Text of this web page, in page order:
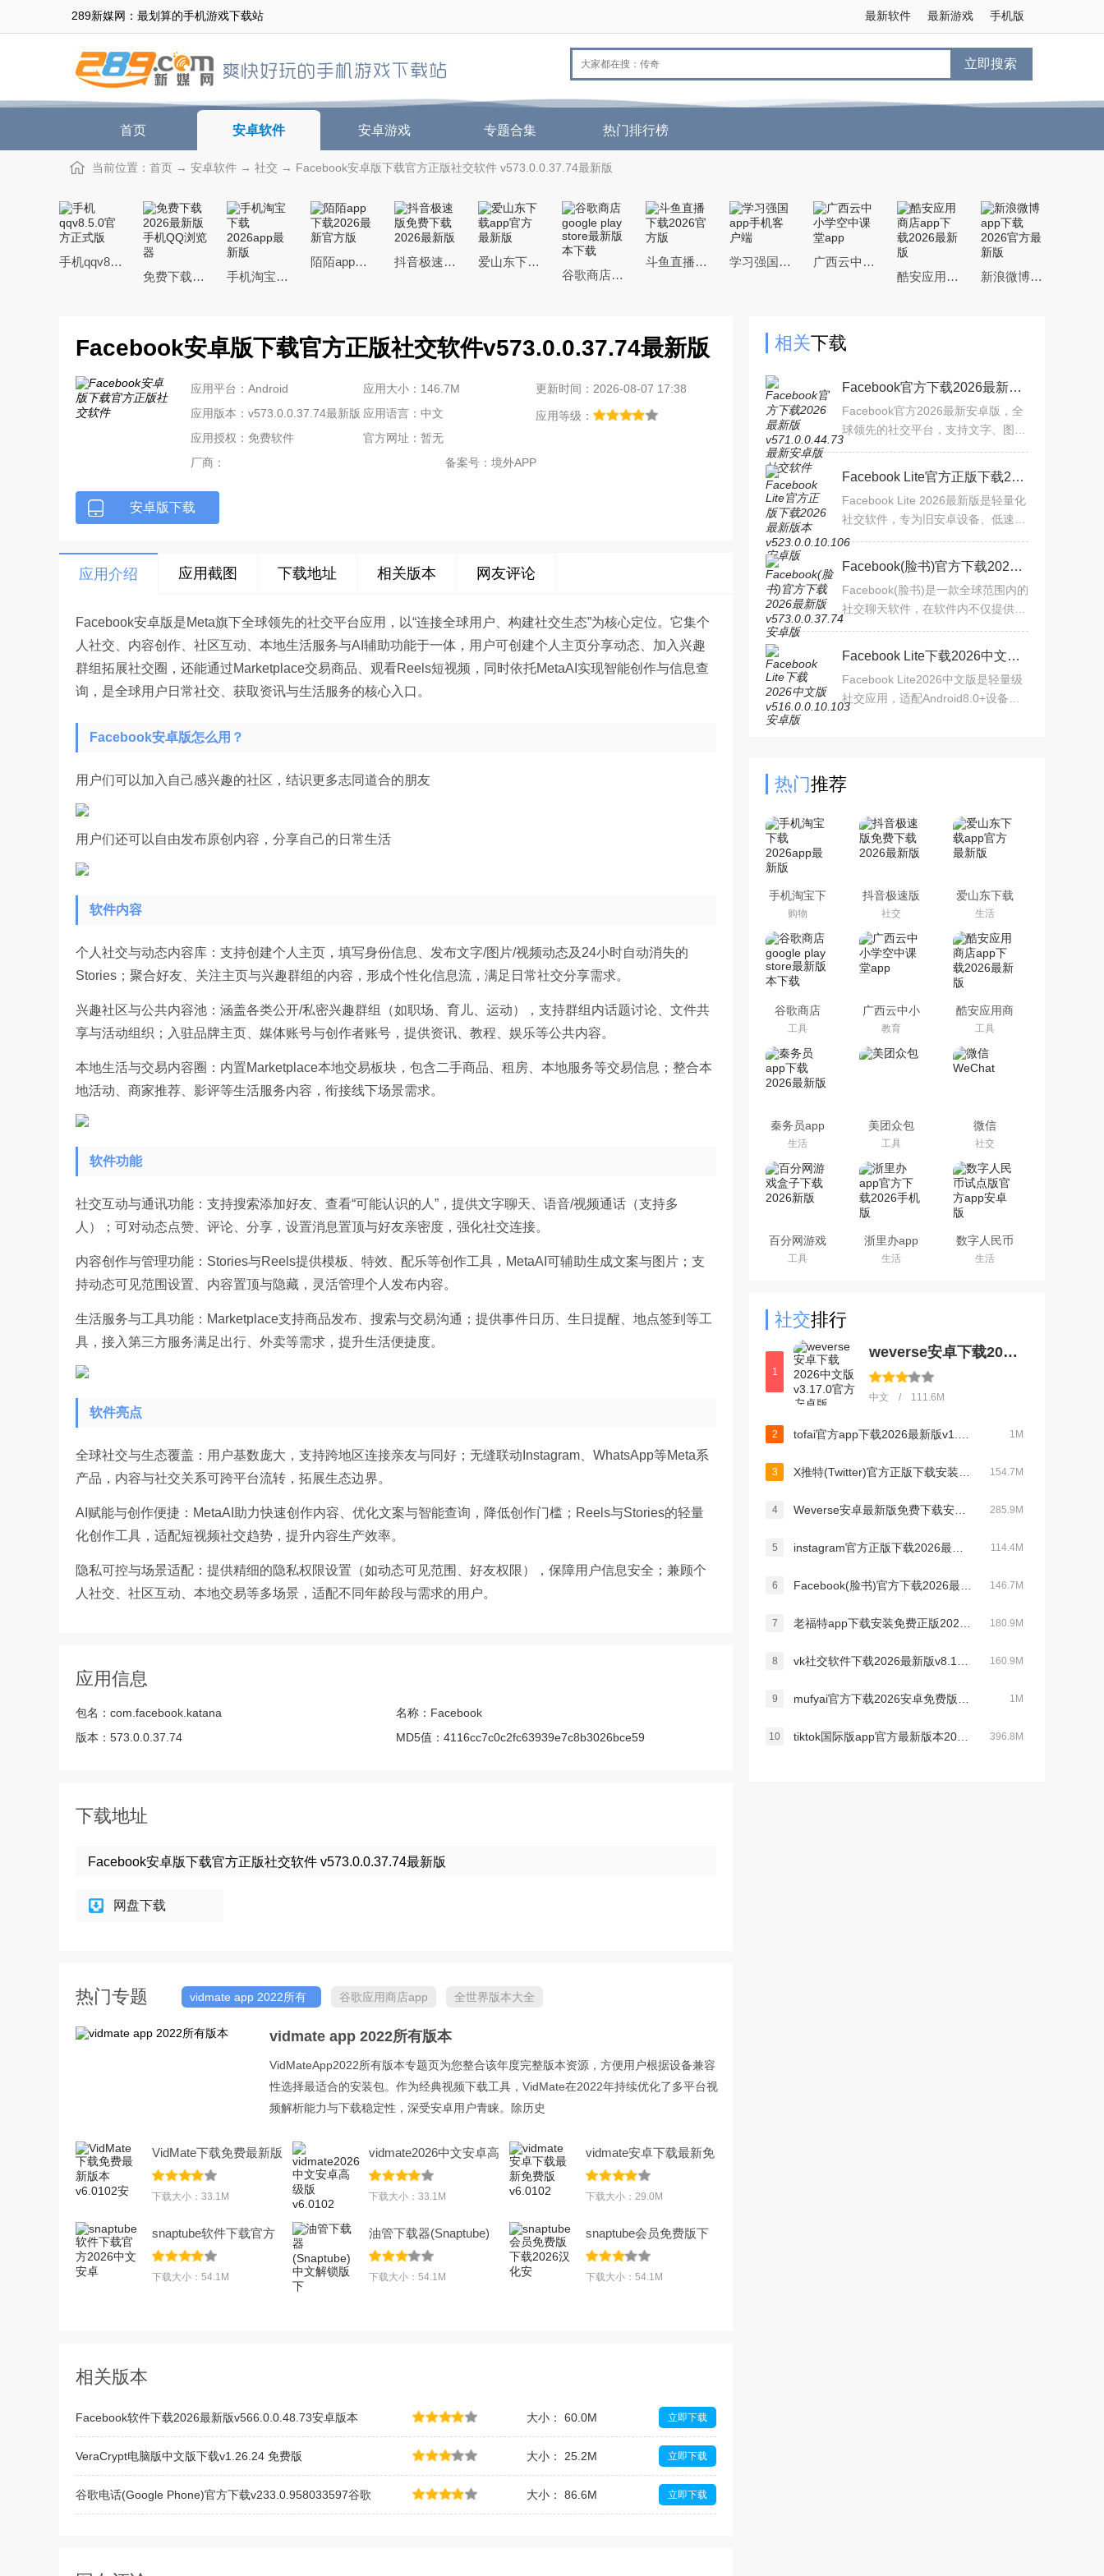
289新媒网：最划算的手机游戏下载站 手机版
最新游戏
最新软件
立即搜索
首页 安卓软件 安卓游戏 专题合集 热门排行榜
当前位置： 首页 → 安卓软件 → 社交 → Facebook安卓版下载官方正版社交软件 v573.0.0.37.74最新版
手机qqv8.5.0官方正式版
免费下载2026最新版手机QQ浏览器
手机淘宝下载2026app最新版
陌陌app下载2026最新官方版 抖音极速版免费下载2026最新版
爱山东下载app官方最新版
谷歌商店google play store最新版本下载
斗鱼直播下载2026官方版 学习强国app手机客户端
广西云中小学空中课堂app
酷安应用商店app下载2026最新版
新浪微博app下载2026官方最新版
Facebook安卓版下载官方正版社交软件v573.0.0.37.74最新版
应用平台：Android 应用大小：146.7M
更新时间：2026-08-07 17:38
应用版本：v573.0.0.37.74最新版 应用语言：中文
应用等级：
应用授权：免费软件
官方网址：暂无
厂商：
备案号： 境外APP
安卓版下载
应用介绍 应用截图 下载地址 相关版本 网友评论
Facebook安卓版是Meta旗下全球领先的社交平台应用，以“连接全球用户、构建社交生态”为核心定位。它集个
人社交、内容创作、社区互动、本地生活服务与AI辅助功能于一体，用户可创建个人主页分享动态、加入兴趣
群组拓展社交圈，还能通过Marketplace交易商品、观看Reels短视频，同时依托MetaAI实现智能创作与信息查
询，是全球用户日常社交、获取资讯与生活服务的核心入口。
Facebook安卓版怎么用？
用户们可以加入自己感兴趣的社区，结识更多志同道合的朋友
用户们还可以自由发布原创内容，分享自己的日常生活
软件内容
个人社交与动态内容库：支持创建个人主页，填写身份信息、发布文字/图片/视频动态及24小时自动消失的
Stories；聚合好友、关注主页与兴趣群组的内容，形成个性化信息流，满足日常社交分享需求。
兴趣社区与公共内容池：涵盖各类公开/私密兴趣群组（如职场、育儿、运动），支持群组内话题讨论、文件共
享与活动组织；入驻品牌主页、媒体账号与创作者账号，提供资讯、教程、娱乐等公共内容。
本地生活与交易内容圈：内置Marketplace本地交易板块，包含二手商品、租房、本地服务等交易信息；整合本
地活动、商家推荐、影评等生活服务内容，衔接线下场景需求。
软件功能
社交互动与通讯功能：支持搜索添加好友、查看“可能认识的人”，提供文字聊天、语音/视频通话（支持多
人）；可对动态点赞、评论、分享，设置消息置顶与好友亲密度，强化社交连接。
内容创作与管理功能：Stories与Reels提供模板、特效、配乐等创作工具，MetaAI可辅助生成文案与图片；支
持动态可见范围设置、内容置顶与隐藏，灵活管理个人发布内容。
生活服务与工具功能：Marketplace支持商品发布、搜索与交易沟通；提供事件日历、生日提醒、地点签到等工
具，接入第三方服务满足出行、外卖等需求，提升生活便捷度。
软件亮点
全球社交与生态覆盖：用户基数庞大，支持跨地区连接亲友与同好；无缝联动Instagram、WhatsApp等Meta系
产品，内容与社交关系可跨平台流转，拓展生态边界。
AI赋能与创作便捷：MetaAI助力快速创作内容、优化文案与智能查询，降低创作门槛；Reels与Stories的轻量
化创作工具，适配短视频社交趋势，提升内容生产效率。
隐私可控与场景适配：提供精细的隐私权限设置（如动态可见范围、好友权限），保障用户信息安全；兼顾个
人社交、社区互动、本地交易等多场景，适配不同年龄段与需求的用户。
应用信息
包名： com.facebook.katana 名称： Facebook
版本： 573.0.0.37.74 MD5值： 4116cc7c0c2fc63939e7c8b3026bce59
下载地址
Facebook安卓版下载官方正版社交软件 v573.0.0.37.74最新版
网盘下载
热门专题
vidmate app 2022所有
谷歌应用商店app 全世界版本大全
vidmate app 2022所有版本
VidMateApp2022所有版本专题页为您整合该年度完整版本资源，方便用户根据设备兼容
性选择最适合的安装包。作为经典视频下载工具，VidMate在2022年持续优化了多平台视
频解析能力与下载稳定性，深受安卓用户青睐。除历史
VidMate下载免费最新版
本v6.0102安
下载大小：33.1M
vidmate2026中文安卓高
级版v6.0102
下载大小：33.1M
vidmate安卓下载最新免
费版v6.0102
下载大小：29.0M
snaptube软件下载官方
2026中文安卓
下载大小：54.1M
油管下载器(Snaptube)
中文解锁版下
下载大小：54.1M
snaptube会员免费版下
载2026汉化安
下载大小：54.1M
相关版本
Facebook软件下载2026最新版v566.0.0.48.73安卓版本 大小： 60.0M 立即下载
VeraCrypt电脑版中文版下载v1.26.24 免费版 大小： 25.2M 立即下载
谷歌电话(Google Phone)官方下载v233.0.958033597谷歌 大小： 86.6M 立即下载
相关下载
Facebook官方下载2026最新版v571.0.0.44.73最新安卓版社交软件
Facebook官方2026最新安卓版，全
球领先的社交平台，支持文字、图
讨论，直播互动，帮助用户随时随地
与家人朋友保持紧密联系，发
Facebook Lite官方正版下载2026最新版本v523.0.0.10.106安卓版
Facebook Lite 2026最新版是轻量化
社交软件，专为旧安卓设备、低速网
络或流量有限用户设计。占用空间
小、资源消耗低，保留90%+核心功
能，界面精简操作便捷。支持
Facebook(脸书)官方下载2026最新版v573.0.0.37.74安卓版
Facebook(脸书)是一款全球范围内的
社交聊天软件，在软件内不仅提供基
送、内容创作、跨平台联动等服务，
用户可通过软件分享生活、
Facebook Lite下载2026中文版v516.0.0.10.103安卓版
Facebook Lite2026中文版是轻量级
社交应用，适配Android8.0+设备，
热门推荐
手机淘宝下
载2026app
最新版
购物
抖音极速版
免费下载
2026最新版
社交
爱山东下载
app官方最
新版
生活
谷歌商店
google play
store最新版
本下载
工具
广西云中小
学空中课堂
app
教育
酷安应用商
店app下载
2026最新版
工具
秦务员app
下载2026最
新版
生活
美团众包
工具
微信
WeChat
社交
百分网游戏
盒子下载
2026新版
工具
浙里办app
官方下载
2026手机版
生活
数字人民币
试点版官方
app安卓版
生活
社交排行
1
weverse安卓下载2026中文版v3.17.0官方安卓版
中文 / 111.6M
2 1M
3 154.7M
4 285.9M
5 114.4M
6 146.7M
7 180.9M
8 160.9M
9 1M
10 396.8M